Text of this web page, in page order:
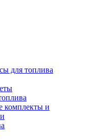
для топлива
комплекты и